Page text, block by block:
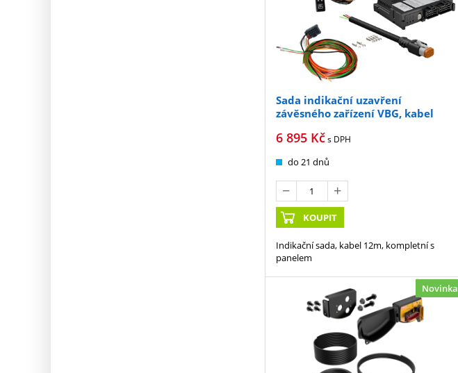
Sada indikační uzavření
závěsného zařízení VBG, kabel
6 895Kčs DPH
do 21 dnů
KOUPIT
Indikační sada, kabel 12m, kompletní s
panelem
Novinka